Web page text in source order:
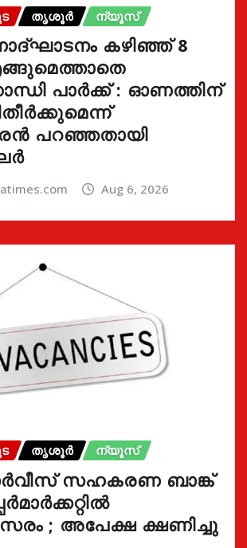
തൃശൂർ ന്യൂസ്
കഴിഞ്ഞ് 8
പാർക്ക് : ഓണത്തിന്
പറഞ്ഞതായി
Aug 6, 2026
തൃശൂർ ന്യൂസ്
സഹകരണ ബാങ്ക്
; അപേക്ഷ ക്ഷണിച്ചു